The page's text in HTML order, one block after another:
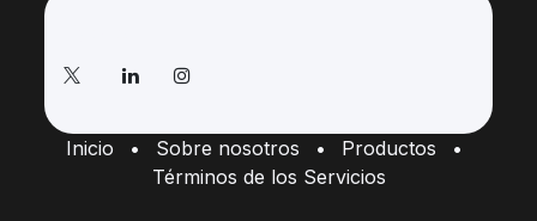
Inicio • Sobre nosotros • Productos
•
Términos de los Servicios